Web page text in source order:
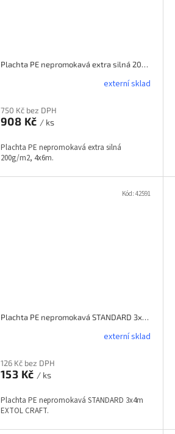
Plachta PE nepromokavá extra silná 200g/m2, 4x6m,
externí sklad
750 Kč bez DPH
908 Kč / ks
Plachta PE nepromokavá extra silná
200g/m2, 4x6m.
Plachta PE nepromokavá STANDARD 3x4m EXTOL CRAFT
externí sklad
126 Kč bez DPH
153 Kč / ks
Plachta PE nepromokavá STANDARD 3x4m
EXTOL CRAFT.
Kód:42591